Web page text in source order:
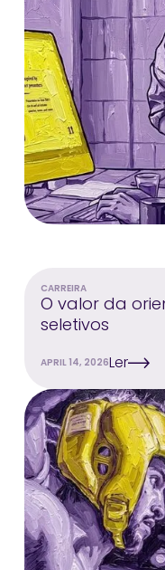
CARREIRA
O valor da
seletivos
Ler
APRIL 14, 2026